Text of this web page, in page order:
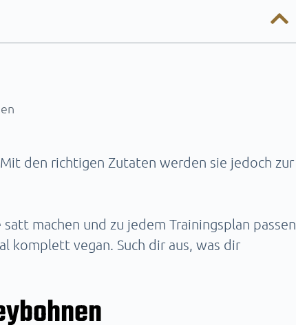
den richtigen Zutaten werden sie jedoch zur
machen und zu jedem Trainingsplan passen.
komplett vegan. Such dir aus, was dir